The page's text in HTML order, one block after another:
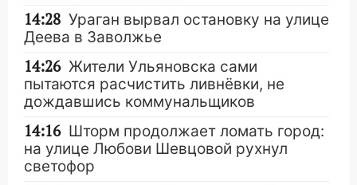
14:28 Ураган вырвал остановку на улице
Деева в Заволжье
14:26 Жители Ульяновска сами
пытаются расчистить ливнёвки, не
дождавшись коммунальщиков
14:16 Шторм продолжает ломать город:
на улице Любови Шевцовой рухнул
светофор